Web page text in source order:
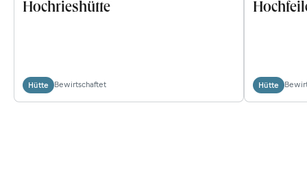
Hochrieshütte
Hütte Bewirtschaftet Hütte